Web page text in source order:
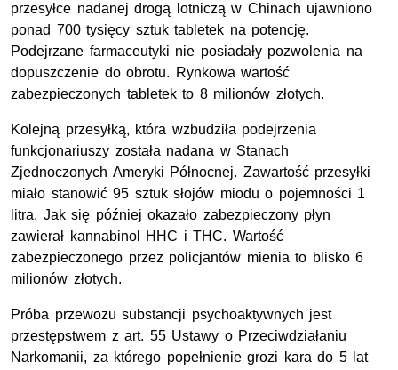
przesyłce nadanej drogą lotniczą w Chinach ujawniono
ponad 700 tysięcy sztuk tabletek na potencję.
Podejrzane farmaceutyki nie posiadały pozwolenia na
dopuszczenie do obrotu. Rynkowa wartość
zabezpieczonych tabletek to 8 milionów złotych.
Kolejną przesyłką, która wzbudziła podejrzenia
funkcjonariuszy została nadana w Stanach
Zjednoczonych Ameryki Północnej. Zawartość przesyłki
miało stanowić 95 sztuk słojów miodu o pojemności 1
litra. Jak się później okazało zabezpieczony płyn
zawierał kannabinol HHC i THC. Wartość
zabezpieczonego przez policjantów mienia to blisko 6
milionów złotych.
Próba przewozu substancji psychoaktywnych jest
przestępstwem zart. 55 Ustawy o Przeciwdziałaniu
Narkomanii, za którego popełnienie grozi kara do 5 lat